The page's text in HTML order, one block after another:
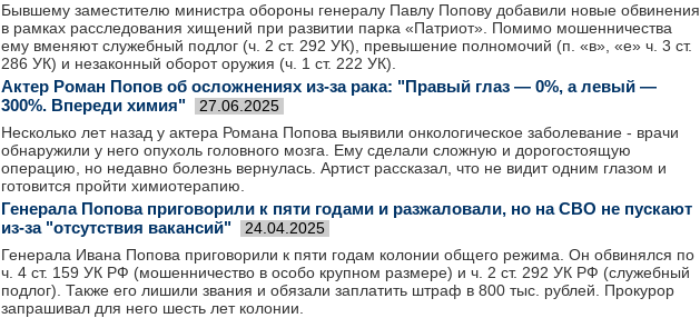
Бывшему заместителю министра обороны генералу Павлу Попову добавили новые обвинения
в рамках расследования хищений при развитии парка «Патриот». Помимо мошенничества
ему вменяют служебный подлог (ч. 2 ст. 292 УК), превышение полномочий (п. «в», «е» ч. 3 ст.
286 УК) и незаконный оборот оружия (ч. 1 ст. 222 УК).
Актер Роман Попов об осложнениях из-за рака: "Правый глаз — 0%, а левый —
300%. Впереди химия"
27.06.2025
Несколько лет назад у актера Романа Попова выявили онкологическое заболевание - врачи
обнаружили у него опухоль головного мозга. Ему сделали сложную и дорогостоящую
операцию, но недавно болезнь вернулась. Артист рассказал, что не видит одним глазом и
готовится пройти химиотерапию.
Генерала Попова приговорили к пяти годами и разжаловали, но на СВО не пускают
из-за "отсутствия вакансий"
24.04.2025
Генерала Ивана Попова приговорили к пяти годам колонии общего режима. Он обвинялся по
ч. 4 ст. 159 УК РФ (мошенничество в особо крупном размере) и ч. 2 ст. 292 УК РФ (служебный
подлог). Также его лишили звания и обязали заплатить штраф в 800 тыс. рублей. Прокурор
запрашивал для него шесть лет колонии.